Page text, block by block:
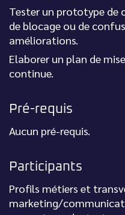
Tester un prototype de
de blocage ou de
améliorations.
Elaborer un plan de
continue.
Pré-requis
Aucun pré-requis.
Participants
Profils métiers et
marketing/